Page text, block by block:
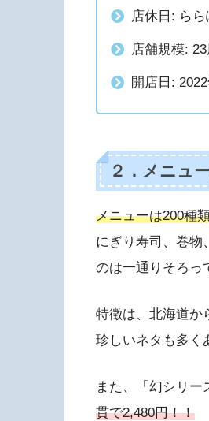
店休日: ら
店舗規模:
開店日:
２．メニュ
メニューは200種
にぎり寿司、巻物
のは一通りそろっ
特徴は、北海道か
珍しいネタも多く
また、「幻シリー
貫で2,480円！！